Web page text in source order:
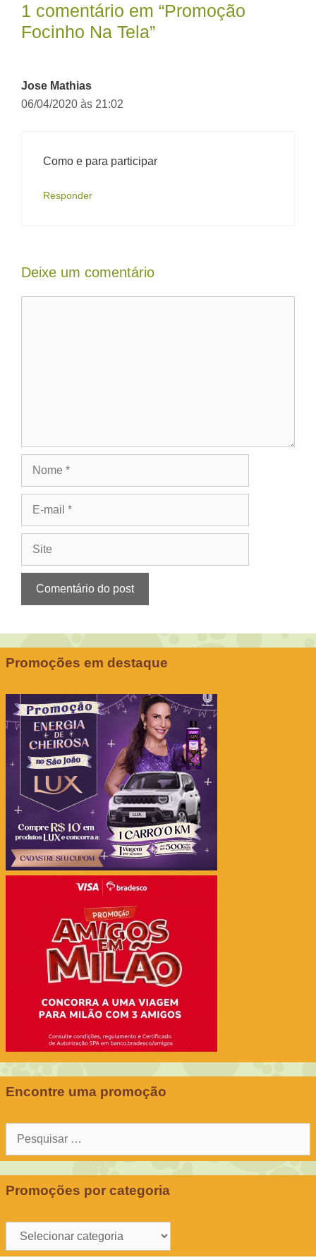
1 comentário em “Promoção
Focinho Na Tela”
Jose Mathias
06/04/2020 às 21:02
Como e para participar
Responder
Deixe um comentário
Promoções em destaque
Encontre uma promoção
Pesquisar
Promoções por categoria
Promoções
por